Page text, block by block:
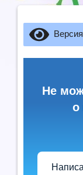
Версия
Не
о